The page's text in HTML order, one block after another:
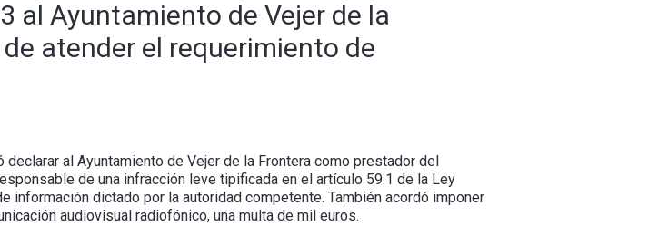
al Ayuntamiento de Vejer de la
atender el requerimiento de
al Ayuntamiento de Vejer de la Frontera como prestador del
de una infracción leve tipificada en el artículo 59.1 de la Ley
información dictado por la autoridad competente. También acordó imponer
audiovisual radiofónico, una multa de mil euros.